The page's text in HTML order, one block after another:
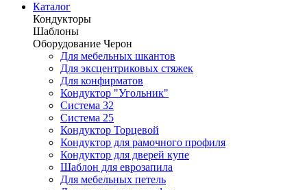
Каталог
Кондукторы
Шаблоны
Оборудование Черон
Для мебельных шкантов
Для эксцентриковых стяжек
Для конфирматов
Кондуктор "Угольник"
Система 32
Система 25
Кондуктор Торцевой
Кондуктор для рамочного профиля
Кондуктор для дверей купе
Шаблон для еврозапила
Для мебельных петель